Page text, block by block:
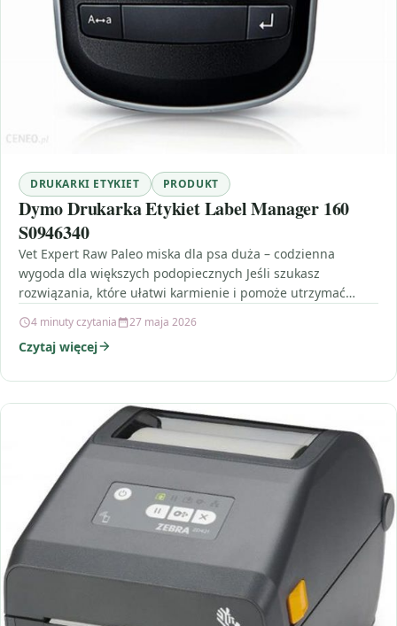
DRUKARKI ETYKIET PRODUKT
Dymo Drukarka Etykiet Label Manager 160
S0946340
Vet Expert Raw Paleo miska dla psa duża – codzienna
wygoda dla większych podopiecznych Jeśli szukasz
rozwiązania, które ułatwi karmienie i pomoże utrzymać
4 minuty czytania 27 maja 2026
Czytaj więcej